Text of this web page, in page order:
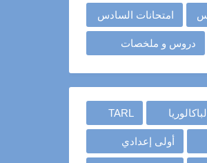
امتحانات السادس
دروس و ملخصات
TARL
أولى إعدادي